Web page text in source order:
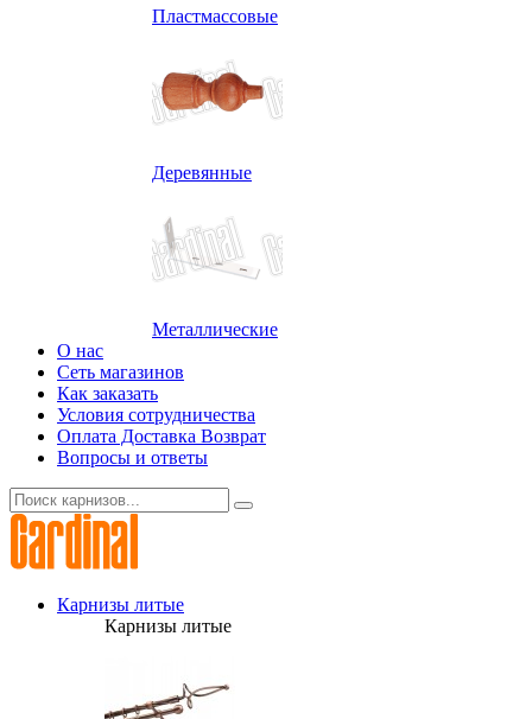
Пластмассовые
Деревянные
Металлические
О нас
Сеть магазинов
Как заказать
Условия сотрудничества
Оплата Доставка Возврат
Вопросы и ответы
Карнизы литые
Карнизы литые